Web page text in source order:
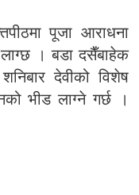
पूजा आराधना
। बडा दसैँबाहेक
देवीको विशेष
भीड लाग्ने गर्छ ।